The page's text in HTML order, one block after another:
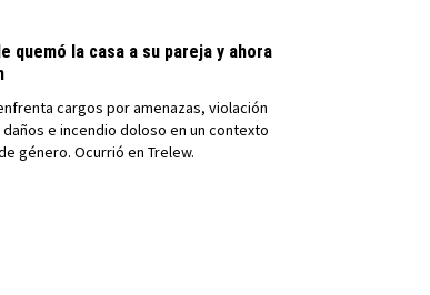
quemó la casa a su pareja y ahora
cargos por amenazas, violación
e incendio doloso en un contexto
género. Ocurrió en Trelew.